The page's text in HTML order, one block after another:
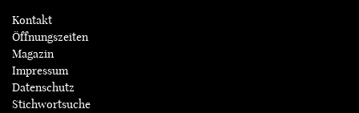
Kontakt
Öffnungszeiten
Magazin
Impressum
Datenschutz
Stichwortsuche